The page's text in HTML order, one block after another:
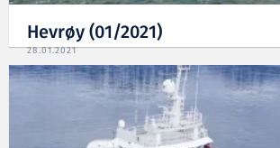
Hevrøy (01/2021)
28.01.2021